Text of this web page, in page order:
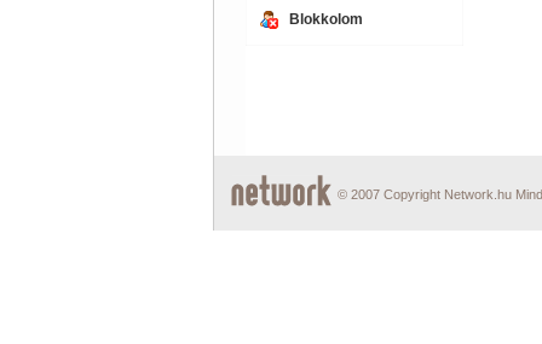
Blokkolom
© 2007 Copyright Network.hu